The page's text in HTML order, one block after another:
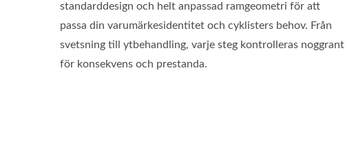
standarddesign och helt anpassad ramgeometri för att
passa din varumärkesidentitet och cyklisters behov. Från
svetsning till ytbehandling, varje steg kontrolleras noggrant
för konsekvens och prestanda.